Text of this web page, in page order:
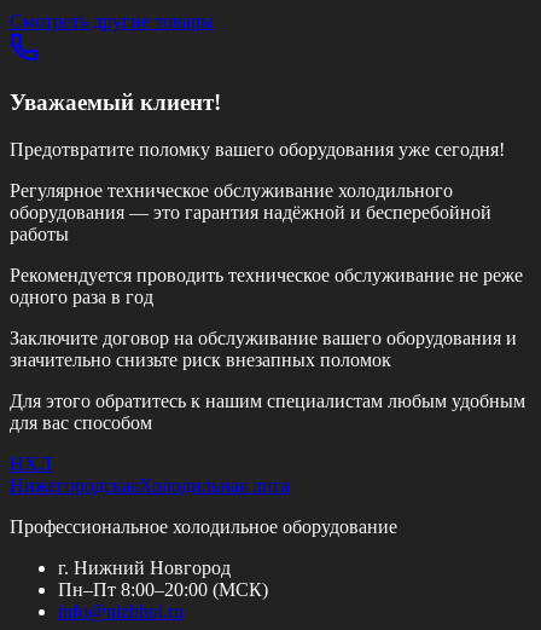
Смотреть другие товары
Уважаемый клиент!
Предотвратите поломку вашего оборудования уже сегодня!
Регулярное техническое обслуживание холодильного
оборудования — это гарантия надёжной и бесперебойной
работы
Рекомендуется проводить техническое обслуживание не реже
одного раза в год
Заключите договор на обслуживание вашего оборудования и
значительно снизьте риск внезапных поломок
Для этого обратитесь к нашим специалистам любым удобным
для вас способом
НХЛ
НижегородскаяХолодильная лига
Профессиональное холодильное оборудование
г. Нижний Новгород
Пн–Пт 8:00–20:00 (МСК)
info@nizhhol.ru